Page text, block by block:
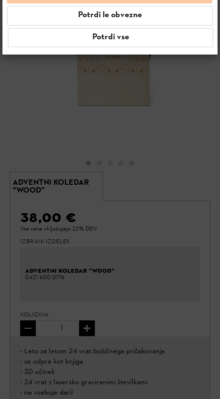
ADVENTNI KOLEDAR
"WOOD"
38,00 €
Vse cene vključujejo 22% DDV.
IZBRANI IZDELEK
ADVENTNI KOLEDAR "WOOD"
0421 600 0176
KOLIČINA
- Leto za letom 24 vrat božičnega pričakovanja
- se odpre kot knjiga
- 3D učinek
- 24 vrat z lasersko graviranimi številkami
- ne vsebuje daril
Potrdi le obvezne
Potrdi vse